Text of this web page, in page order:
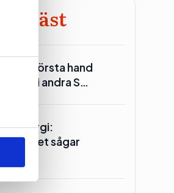
läst
I första hand
i andra S…
energi:
sågar